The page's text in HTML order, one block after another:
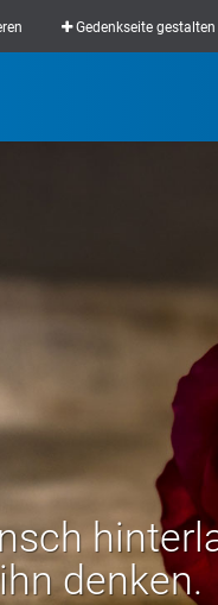
Gedenkseite gestalten
denken.